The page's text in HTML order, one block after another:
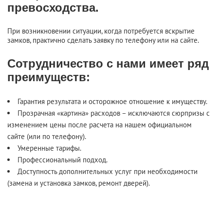
превосходства.
При возникновении ситуации, когда потребуется вскрытие
замков, практично сделать заявку по телефону или на сайте.
Сотрудничество с нами имеет ряд
преимуществ:
Гарантия результата и осторожное отношение к имуществу.
Прозрачная «картина» расходов – исключаются сюрпризы с
изменением цены после расчета на нашем официальном
сайте (или по телефону).
Умеренные тарифы.
Профессиональный подход.
Доступность дополнительных услуг при необходимости
(замена и установка замков, ремонт дверей).